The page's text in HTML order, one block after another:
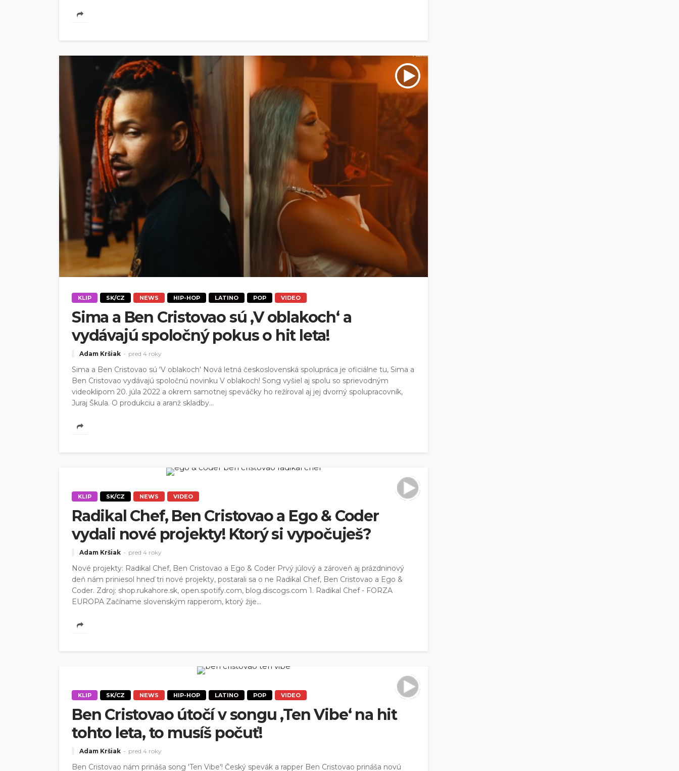
KLIP SK/CZ NEWS HIP-HOP LATINO POP VIDEO
Sima a Ben Cristovao sú ‚V oblakoch‘ a
vydávajú spoločný pokus o hit leta!
Adam Kršiak pred 4 roky
Sima a Ben Cristovao sú 'V oblakoch' Nová letná československá spolupráca je oficiálne tu, Sima a
Ben Cristovao vydávajú spoločnú novinku V oblakoch! Song vyšiel aj spolu so sprievodným
videoklipom 20. júla 2022 a okrem samotnej speváčky ho režíroval aj jej dvorný spolupracovník,
Juraj Škula. O produkciu a aranž skladby...
KLIP SK/CZ NEWS VIDEO
Radikal Chef, Ben Cristovao a Ego & Coder
vydali nové projekty! Ktorý si vypočuješ?
Adam Kršiak pred 4 roky
Nové projekty: Radikal Chef, Ben Cristovao a Ego & Coder Prvý júlový a zároveň aj prázdninový
deň nám priniesol hneď tri nové projekty, postarali sa o ne Radikal Chef, Ben Cristovao a Ego &
Coder. Zdroj: shop.rukahore.sk, open.spotify.com, blog.discogs.com 1. Radikal Chef - FORZA
EUROPA Začíname slovenským rapperom, ktorý žije...
KLIP SK/CZ NEWS HIP-HOP LATINO POP VIDEO
Ben Cristovao útočí v songu ‚Ten Vibe‘ na hit
tohto leta, to musíš počuť!
Adam Kršiak pred 4 roky
Ben Cristovao nám prináša song 'Ten Vibe'! Český spevák a rapper Ben Cristovao prináša novú